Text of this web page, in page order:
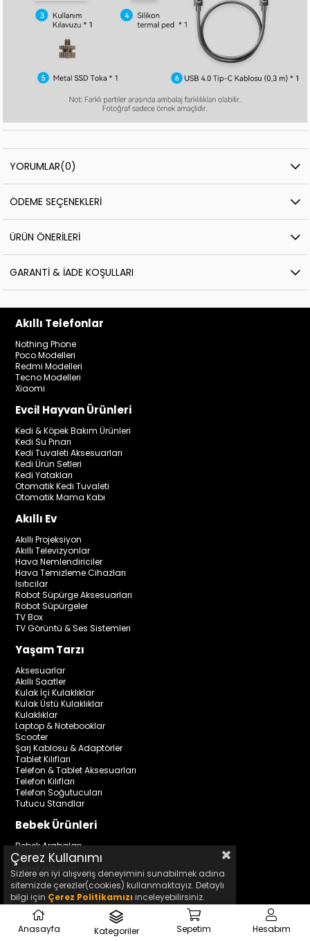
YORUMLAR(0)
ÖDEME SEÇENEKLERI
ÜRÜN ÖNERILERI
GARANTI & İADE KOŞULLARI
Akıllı Telefonlar
Nothing Phone
Poco Modelleri
Redmi Modelleri
Tecno Modelleri
Xiaomi
Evcil Hayvan Ürünleri
Kedi & Köpek Bakım Ürünleri
Kedi Su Pınarı
Kedi Tuvaleti Aksesuarları
Kedi Ürün Setleri
Kedi Yatakları
Otomatik Kedi Tuvaleti
Otomatik Mama Kabı
Akıllı Ev
Akıllı Projeksiyon
Akıllı Televizyonlar
Hava Nemlendiriciler
Hava Temizleme Cihazları
Isıtıcılar
Robot Süpürge Aksesuarları
Robot Süpürgeler
TV Box
TV Görüntü & Ses Sistemleri
Yaşam Tarzı
Aksesuarlar
Akıllı Saatler
Kulak İçi Kulaklıklar
Kulak Üstü Kulaklıklar
Kulaklıklar
Laptop & Notebooklar
Scooter
Şarj Kablosu & Adaptörler
Tablet Kılıfları
Telefon & Tablet Aksesuarları
Telefon Kılıfları
Telefon Soğutucuları
Tutucu Standlar
Bebek Ürünleri
Bebek Arabaları
Bebek Oto Koltukları
Bebek Pusetleri
Kurumsal
Hakkımızda
Çerez Kullanımı
Sizlere en iyi alışveriş deneyimini sunabilmek adına
sitemizde çerezler(cookies) kullanmaktayız. Detaylı
bilgi için Çerez Politikamızı inceleyebilirsiniz.
Anasayfa Kategoriler Sepetim Hesabım
₺2.999,00 Sepete Ekle